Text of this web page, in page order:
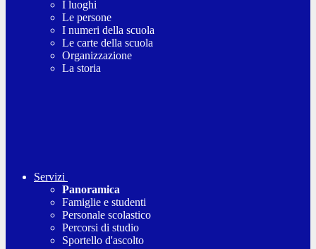
I luoghi
Le persone
I numeri della scuola
Le carte della scuola
Organizzazione
La storia
Servizi
Panoramica
Famiglie e studenti
Personale scolastico
Percorsi di studio
Sportello d'ascolto